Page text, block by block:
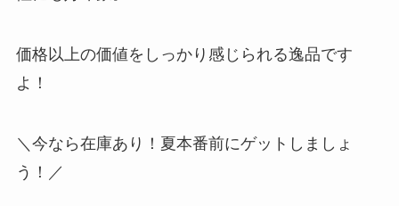
価格以上の価値をしっかり感じられる逸品です
よ！
＼今なら在庫あり！夏本番前にゲットしましょ
う！／